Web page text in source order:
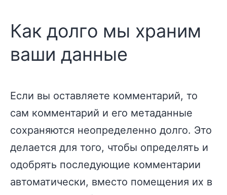
Как долго мы храним
ваши данные
Если вы оставляете комментарий, то
сам комментарий и его метаданные
сохраняются неопределенно долго. Это
делается для того, чтобы определять и
одобрять последующие комментарии
автоматически, вместо помещения их в